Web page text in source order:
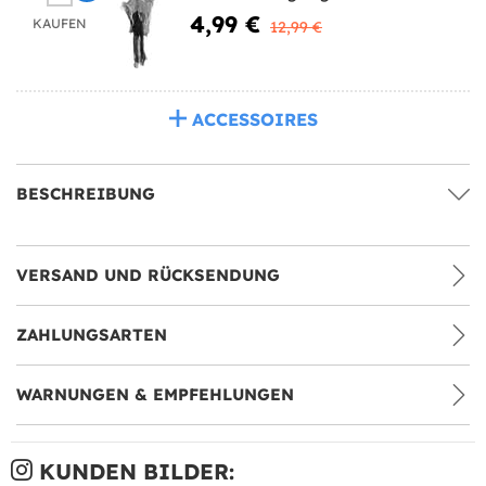
KAUFEN 4,99 € 12,99 €
ACCESSOIRES
BESCHREIBUNG
VERSAND UND RÜCKSENDUNG
ZAHLUNGSARTEN
WARNUNGEN & EMPFEHLUNGEN
KUNDEN BILDER: